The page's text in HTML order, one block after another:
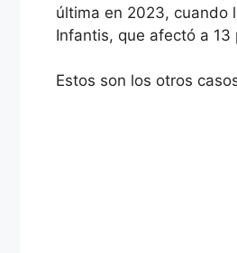
última en 2023, cuando
Infantis, que afectó a 13
Estos son los otros